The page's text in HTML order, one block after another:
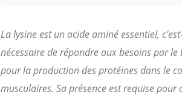
La lysine est un acide aminé essentiel,
nécessaire de répondre aux besoins par
pour la production des protéines dans le
musculaires. Sa présence est requise